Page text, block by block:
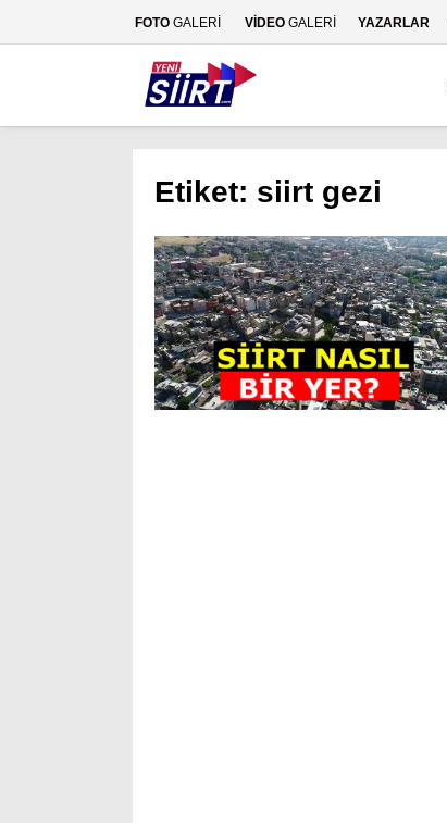
FOTO GALERİ VİDEO GALERİ YAZARLAR
Etiket: siirt gezi